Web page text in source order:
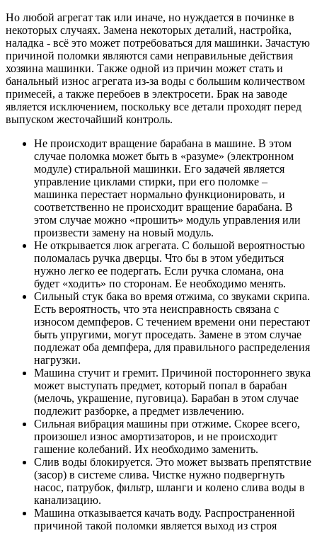
Но любой агрегат так или иначе, но нуждается в починке в
некоторых случаях. Замена некоторых деталий, настройка,
наладка - всё это может потребоваться для машинки. Зачастую
причиной поломки являются сами неправильные действия
хозяина машинки. Также одной из причин может стать и
банальный износ агрегата из-за воды с большим количеством
примесей, а также перебоев в электросети. Брак на заводе
является исключением, поскольку все детали проходят перед
выпуском жесточайший контроль.
Не происходит вращение барабана в машине. В этом
случае поломка может быть в «разуме» (электронном
модуле) стиральной машинки. Его задачей является
управление циклами стирки, при его поломке –
машинка перестает нормально функционировать, и
соответственно не происходит вращение барабана. В
этом случае можно «прошить» модуль управления или
произвести замену на новый модуль.
Не открывается люк агрегата. С большой вероятностью
поломалась ручка дверцы. Что бы в этом убедиться
нужно легко ее подергать. Если ручка сломана, она
будет «ходить» по сторонам. Ее необходимо менять.
Сильный стук бака во время отжима, со звуками скрипа.
Есть вероятность, что эта неисправность связана с
износом демпферов. С течением времени они перестают
быть упругими, могут проседать. Замене в этом случае
подлежат оба демпфера, для правильного распределения
нагрузки.
Машина стучит и гремит. Причиной постороннего звука
может выступать предмет, который попал в барабан
(мелочь, украшение, пуговица). Барабан в этом случае
подлежит разборке, а предмет извлечению.
Сильная вибрация машины при отжиме. Скорее всего,
произошел износ амортизаторов, и не происходит
гашение колебаний. Их необходимо заменить.
Слив воды блокируется. Это может вызвать препятствие
(засор) в системе слива. Чистке нужно подвергнуть
насос, патрубок, фильтр, шланги и колено слива воды в
канализацию.
Машина отказывается качать воду. Распространенной
причиной такой поломки является выход из строя